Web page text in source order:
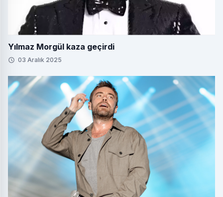
Yılmaz Morgül kaza geçirdi
03 Aralık 2025